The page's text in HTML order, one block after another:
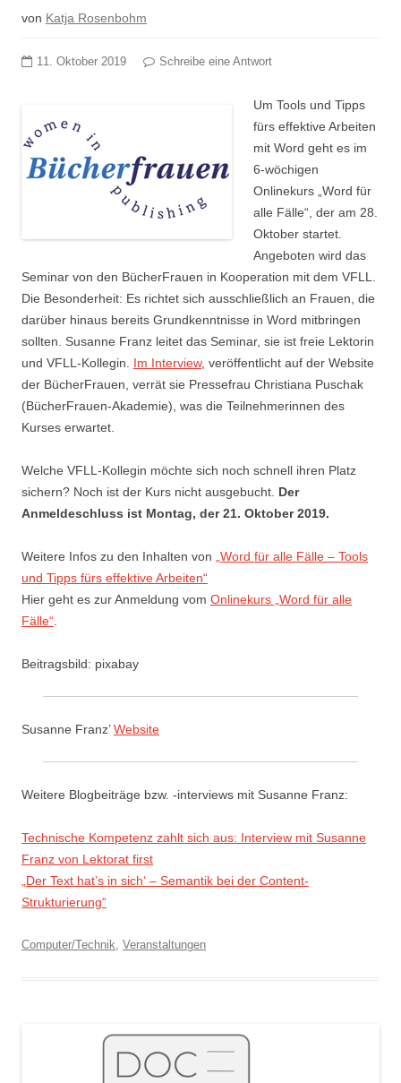
von Katja Rosenbohm
11. Oktober 2019 Schreibe eine Antwort
Um Tools und Tipps
fürs effektive Arbeiten
mit Word geht es im
6-wöchigen
Onlinekurs „Word für
alle Fälle“, der am 28.
Oktober startet.
Angeboten wird das
Seminar von den BücherFrauen in Kooperation mit dem VFLL.
Die Besonderheit: Es richtet sich ausschließlich an Frauen, die
darüber hinaus bereits Grundkenntnisse in Word mitbringen
sollten. Susanne Franz leitet das Seminar, sie ist freie Lektorin
und VFLL-Kollegin. Im Interview, veröffentlicht auf der Website
der BücherFrauen, verrät sie Pressefrau Christiana Puschak
(BücherFrauen-Akademie), was die Teilnehmerinnen des
Kurses erwartet.
Welche VFLL-Kollegin möchte sich noch schnell ihren Platz
sichern? Noch ist der Kurs nicht ausgebucht. Der
Anmeldeschluss ist Montag, der 21. Oktober 2019.
Weitere Infos zu den Inhalten von
„Word für alle Fälle – Tools
und Tipps fürs effektive Arbeiten“
Hier geht es zur Anmeldung vom Onlinekurs „Word für alle
Fälle“
Beitragsbild: pixabay
Susanne Franz’Website
Weitere Blogbeiträge bzw. -interviews mit Susanne Franz:
Technische Kompetenz zahlt sich aus: Interview mit Susanne
Franz von Lektorat first
„Der Text hat’s in sich‘ – Semantik bei der Content-
Strukturierung“
Computer/Technik, Veranstaltungen